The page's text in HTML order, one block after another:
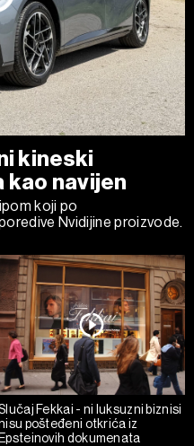
kineski
kao navijen
koji po
Nvidijine proizvode.
Fekkai - ni luksuzni biznisi
pošteđeni otkrića iz
dokumenata